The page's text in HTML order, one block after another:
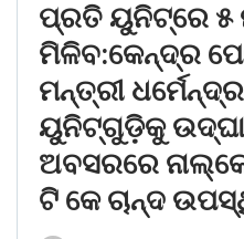
ପ୍ରତି ୟୁନିଟ୍‌ରେ ୫
ମିଳିବ:କେନ୍ଦ୍ର
ମନ୍ତ୍ରୀ
ୟୁନିଟ୍‌ଗୁଡ଼ିକୁ
ଅବସରରେ
ଟି କେ ଚାନ୍ଦ